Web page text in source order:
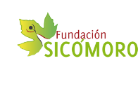
contenido